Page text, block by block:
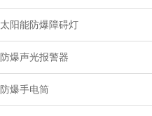
太阳能防爆障碍灯
防爆声光报警器
防爆手电筒